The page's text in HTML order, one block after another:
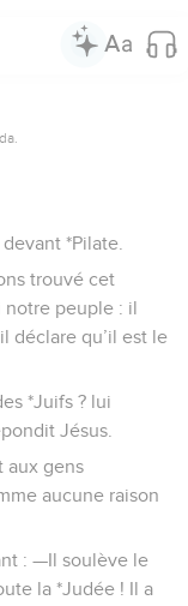
*Pilate.
trouvé cet
notre peuple : il
déclare qu’il est le
*Juifs ? lui
Jésus.
aux gens
aucune raison
: —Il soulève le
la *Judée ! Il a